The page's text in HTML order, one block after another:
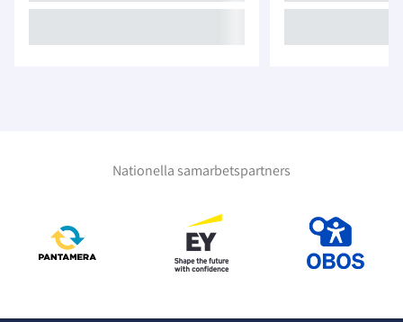
Nationella samarbetspartners